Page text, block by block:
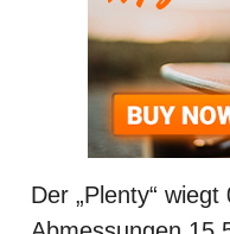
Der „Plenty“